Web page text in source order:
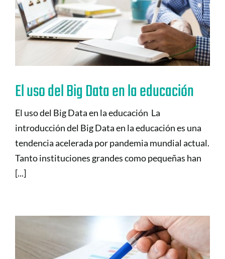
El uso del Big Data en la educación
El uso del Big Data en la educación La
introducción del Big Data en la educación es una
tendencia acelerada por pandemia mundial actual.
Tanto instituciones grandes como pequeñas han
[...]